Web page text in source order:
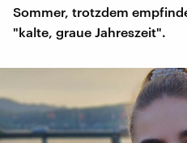
Sommer, trotzdem
"kalte, graue Jahreszeit".